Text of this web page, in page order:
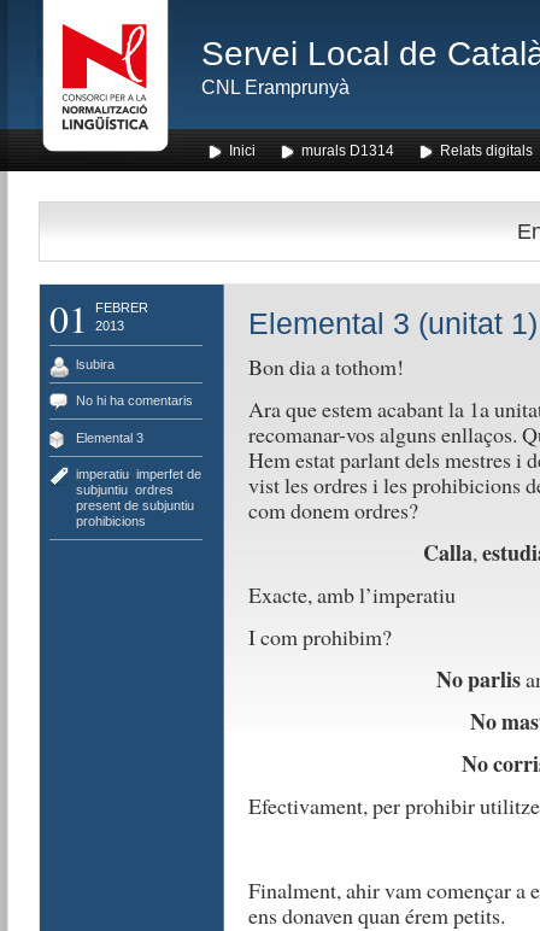
Servei Local de
CNL Eramprunyà
Inici murals D1314 Relats digitals
01
FEBRER
2013
lsubira
No hi ha comentaris
Elemental 3
imperatiu, imperfet de
subjuntiu, ordres
present de subjuntiu,
prohibicions
Elemental 3 (unitat 1)
Bon dia a tothom!
Ara que estem acabant la 1a
recomanar-vos alguns enllaços.
Hem estat parlant dels mestres i
vist les ordres i les prohibicions
com donem ordres?
Calla,
Exacte, amb l’imperatiu
I com prohibim?
No parlis
No
No
Efectivament, per prohibir
Finalment, ahir vam començar a
ens donaven quan érem petits.